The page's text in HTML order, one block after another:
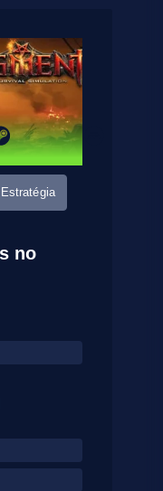
Estratégia
no